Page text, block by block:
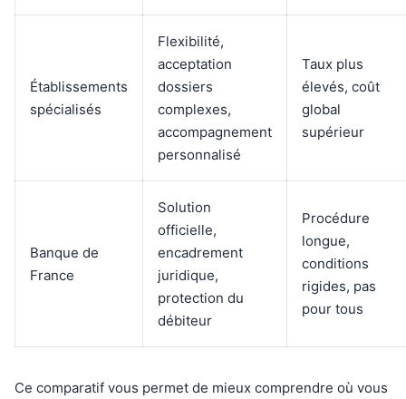
Établissements
spécialisés
Flexibilité,
acceptation
dossiers
complexes,
accompagnement
personnalisé
Taux plus
élevés, coût
global
supérieur
Banque de
France
Solution
officielle,
encadrement
juridique,
protection du
débiteur
Procédure
longue,
conditions
rigides, pas
pour tous
Ce comparatif vous permet de mieux comprendre où vous